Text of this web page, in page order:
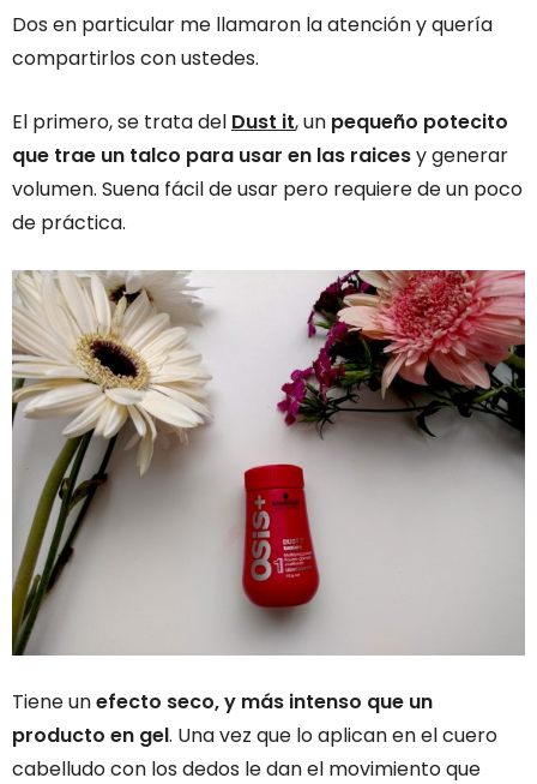
Dos en particular me llamaron la atención y quería
compartirlos con ustedes.
El primero, se trata del Dust it, un pequeño potecito
que trae un talco para usar en las raicesy generar
volumen. Suena fácil de usar pero requiere de un poco
de práctica.
Tiene unefecto seco, y más intenso que un
producto en gel. Una vez que lo aplican en el cuero
cabelludo con los dedos le dan el movimiento que